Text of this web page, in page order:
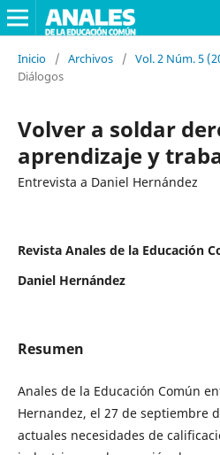
Inicio / Archivos / Vol. 2 Núm. 5
Diálogos
Volver a soldar
aprendizaje y
Entrevista a Daniel Hernández
Revista Anales de la Educación
Daniel Hernández
Resumen
Anales de la Educación Común
Hernandez, el 27 de septiembre
actuales necesidades de